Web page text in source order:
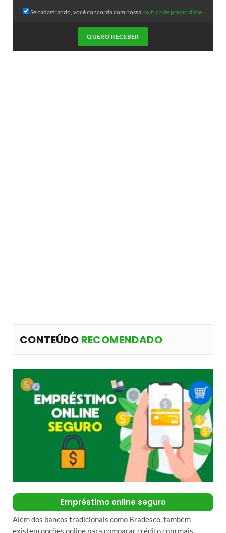
Se cadastrando, você concorda com nossa política de privacidade.
QUERO RECEBER
CONTEÚDO RECOMENDADO
Empréstimo online seguro
Além dos bancos tradicionais como Bradesco, também
existem opções online para comparar crédito com mais